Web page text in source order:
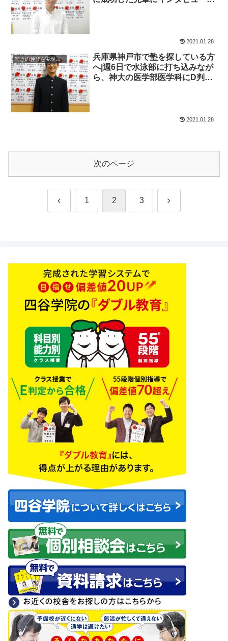
2021.01.28
驚きの伸びを実現｜先輩列伝
兵庫県神戸市で塾を探している方
へ|週6日で水泳部に打ち込みなが
ら、神大の医学部医学科にD判定
2021.01.28
次のページ
前 1 2 3 次